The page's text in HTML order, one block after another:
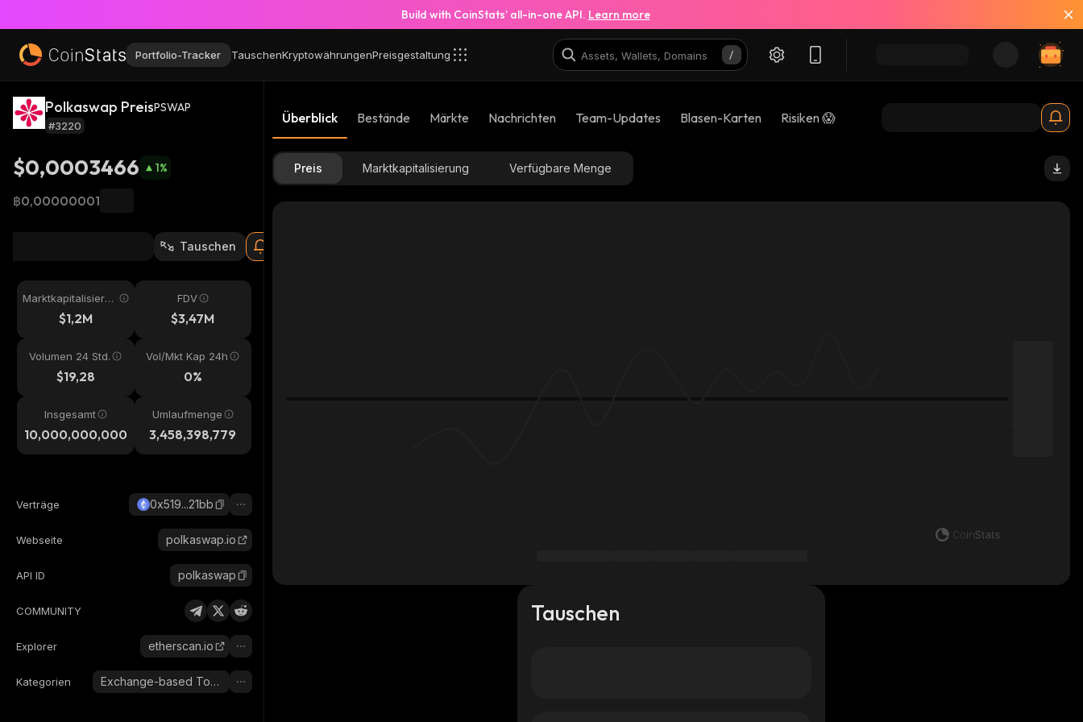
Build with CoinStats’ all-in-one API. Learn more
Portfolio-Tracker TauschenKryptowährungenPreisgestaltung
Polkaswap PreisPSWAP
#3220
$0,0003466 1%
฿0,00000001
Tauschen
Marktkapitalisieru
$1,2M
FDV
$3,47M
Volumen 24 Std.
$19,28
Vol/Mkt Kap 24h
0%
Insgesamt
10,000,000,000
Umlaufmenge
3,458,398,779
Verträge 0x519...21bb
Webseite polkaswap.io
API ID polkaswap
COMMUNITY
Explorer etherscan.io
Kategorien Exchange-based Tokens
Überblick Bestände Märkte Nachrichten Team-Updates Blasen-Karten Risiken 😱
Preis Marktkapitalisierung Verfügbare Menge
Tauschen